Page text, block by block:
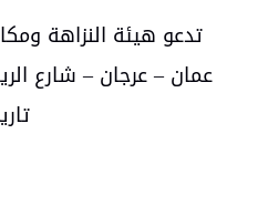
تدعو هيئة النزاهة
عمان – عرجان – شارع
تاريخ 2025/9/9، وكل من يتخلف عن الحضور